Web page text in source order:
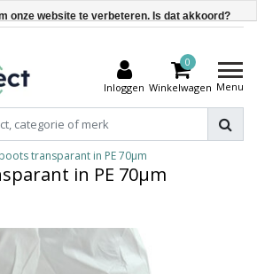
Inloggen
0
Winkelwagen Menu
transparant in PE 70µm
in PE 70µm
onze website te verbeteren. Is dat akkoord?